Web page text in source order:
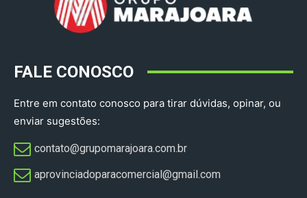
FALE CONOSCO
Entre em contato conosco para tirar dúvidas, opinar, ou
enviar sugestões:
contato@grupomarajoara.com.br
aprovinciadoparacomercial@gmail.com​